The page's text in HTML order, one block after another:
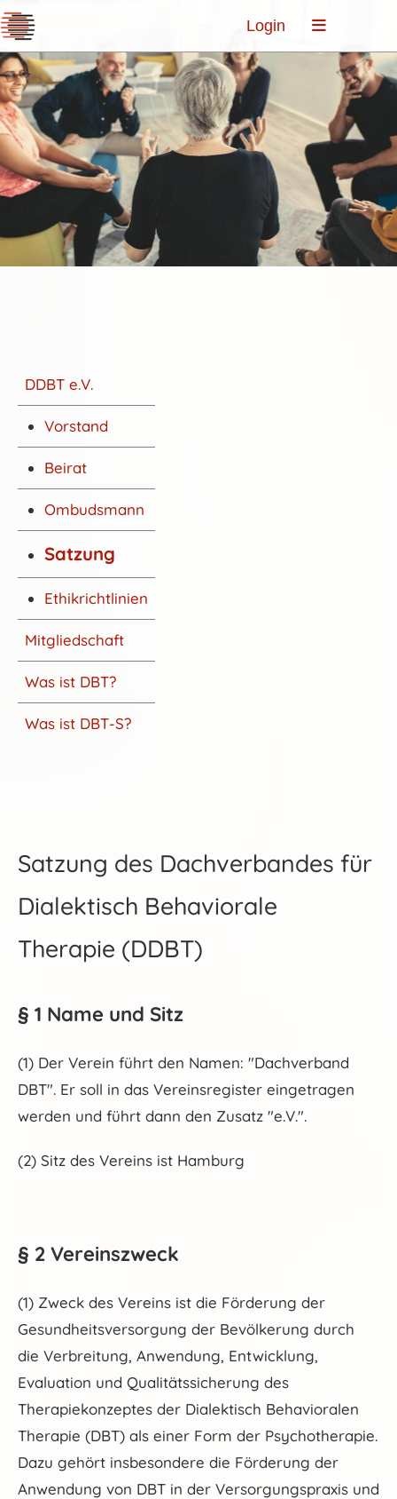
Login
DDBT e.V.
Vorstand
Beirat
Ombudsmann
Satzung
Ethikrichtlinien
Mitgliedschaft
Was ist DBT?
Was ist DBT-S?
Satzung des Dachverbandes für
Dialektisch Behaviorale
Therapie (DDBT)
§ 1 Name und Sitz
(1) Der Verein führt den Namen: "Dachverband
DBT". Er soll in das Vereinsregister eingetragen
werden und führt dann den Zusatz "e.V.".
(2) Sitz des Vereins ist Hamburg
§ 2 Vereinszweck
(1) Zweck des Vereins ist die Förderung der
Gesundheitsversorgung der Bevölkerung durch
die Verbreitung, Anwendung, Entwicklung,
Evaluation und Qualitätssicherung des
Therapiekonzeptes der Dialektisch Behavioralen
Therapie (DBT) als einer Form der Psychotherapie.
Dazu gehört insbesondere die Förderung der
Anwendung von DBT in der Versorgungspraxis und